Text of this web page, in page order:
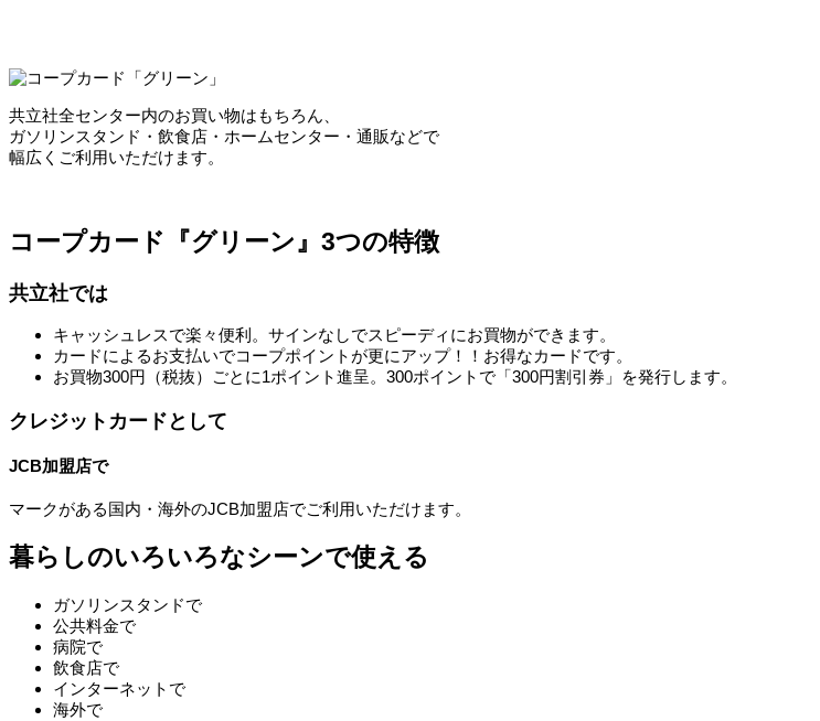
共立社全センター内のお買い物はもちろん、
ガソリンスタンド・飲食店・ホームセンター・通販などで
幅広くご利用いただけます。
コープカード『グリーン』 3つの特徴
共立社では
キャッシュレスで楽々便利。サインなしでスピーディにお買物ができます。
カードによるお支払いでコープポイントが更にアップ！！お得なカードです。
お買物300円（税抜）ごとに1ポイント進呈。300ポイントで「300円割引券」を発行します。
クレジットカードとして
JCB加盟店で
マークがある国内・海外のJCB加盟店でご利用いただけます。
暮らしのいろいろなシーンで使える
ガソリンスタンドで
公共料金で
病院で
飲食店で
インターネットで
海外で